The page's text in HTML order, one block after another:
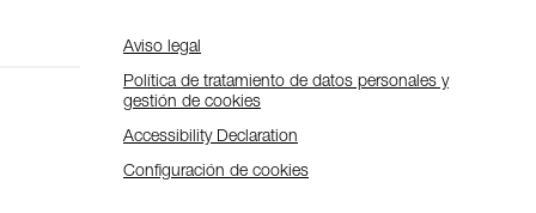
Aviso legal
Política de tratamiento de datos personales y
gestión de cookies
Accessibility Declaration
Configuración de cookies